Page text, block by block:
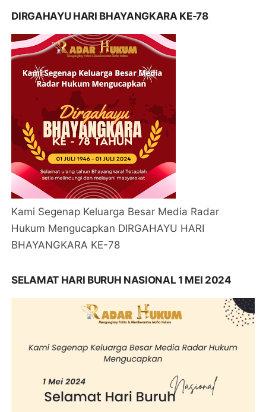
DIRGAHAYU HARI BHAYANGKARA KE-78
Kami Segenap Keluarga Besar Media Radar
Hukum Mengucapkan DIRGAHAYU HARI
BHAYANGKARA KE-78
SELAMAT HARI BURUH NASIONAL 1 MEI 2024